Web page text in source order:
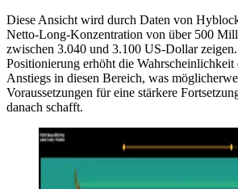
Diese Ansicht wird durch Daten von
Netto-Long-Konzentration von über 500
zwischen 3.040 und 3.100 US-Dollar
Positionierung erhöht die Wahrscheinlichkeit
Anstiegs in diesen Bereich, was
Voraussetzungen für eine stärkere
danach schafft.